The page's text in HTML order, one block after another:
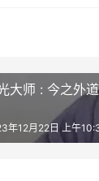
大师 : 今之外
年12月22日 上午